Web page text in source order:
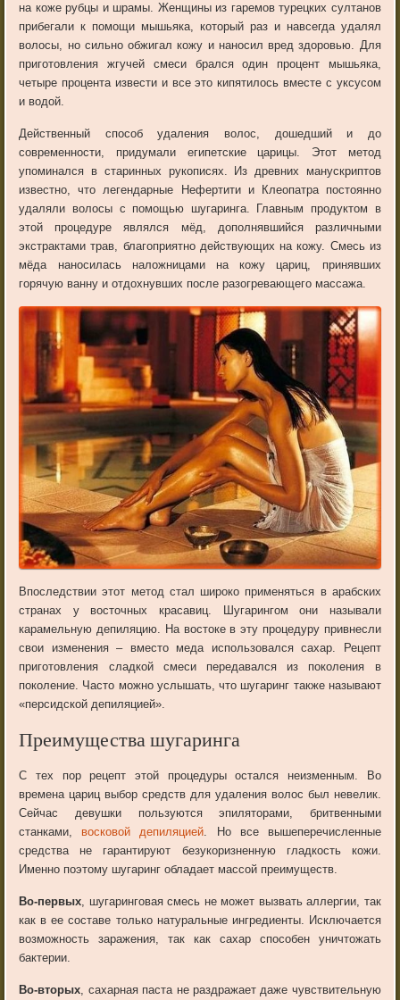
на коже рубцы и шрамы. Женщины из гаремов турецких султанов
прибегали к помощи мышьяка, который раз и навсегда удалял
волосы, но сильно обжигал кожу и наносил вред здоровью. Для
приготовления жгучей смеси брался один процент мышьяка,
четыре процента извести и все это кипятилось вместе с уксусом
и водой.
Действенный способ удаления волос, дошедший и до
современности, придумали египетские царицы. Этот метод
упоминался в старинных рукописях. Из древних манускриптов
известно, что легендарные Нефертити и Клеопатра постоянно
удаляли волосы с помощью шугаринга. Главным продуктом в
этой процедуре являлся мёд, дополнявшийся различными
экстрактами трав, благоприятно действующих на кожу. Смесь из
мёда наносилась наложницами на кожу цариц, принявших
горячую ванну и отдохнувших после разогревающего массажа.
Впоследствии этот метод стал широко применяться в арабских
странах у восточных красавиц. Шугарингом они называли
карамельную депиляцию. На востоке в эту процедуру привнесли
свои изменения – вместо меда использовался сахар. Рецепт
приготовления сладкой смеси передавался из поколения в
поколение. Часто можно услышать, что шугаринг также называют
«персидской депиляцией».
Преимущества шугаринга
С тех пор рецепт этой процедуры остался неизменным. Во
времена цариц выбор средств для удаления волос был невелик.
Сейчас девушки пользуются эпиляторами, бритвенными
станками, восковой депиляцией . Но все вышеперечисленные
средства не гарантируют безукоризненную гладкость кожи.
Именно поэтому шугаринг обладает массой преимуществ.
Во-первых , шугаринговая смесь не может вызвать аллергии, так
как в ее составе только натуральные ингредиенты. Исключается
возможность заражения, так как сахар способен уничтожать
бактерии.
Во-вторых , сахарная паста не раздражает даже чувствительную